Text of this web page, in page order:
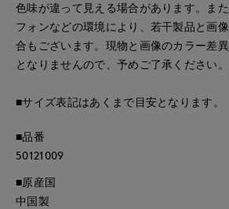
色味が違って見える場合があります。ま
フォンなどの環境により、若干製品と画
合もございます。現物と画像のカラー差
となりませんので、予めご了承ください。
■サイズ表記はあくまで目安となります。
■品番
50121009
■原産国
中国製